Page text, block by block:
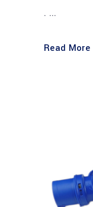
. ...
Read More